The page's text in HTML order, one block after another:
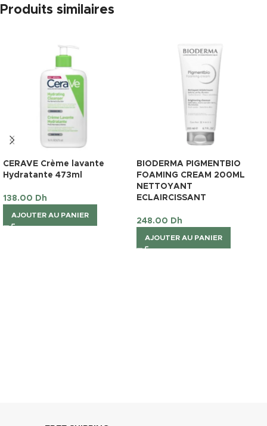
Produits similaires
CERAVE Crème lavante
Hydratante 473ml
138.00 Dh
AJOUTER AU PANIER
BIODERMA PIGMENTBIO
FOAMING CREAM 200ML
NETTOYANT
ECLAIRCISSANT
248.00 Dh
AJOUTER AU PANIER